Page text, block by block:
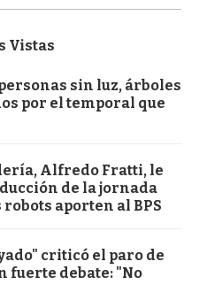
Vistas
sin luz, árboles
por el temporal que
Alfredo Fratti, le
de la jornada
aporten al BPS
criticó el paro de
fuerte debate: "No